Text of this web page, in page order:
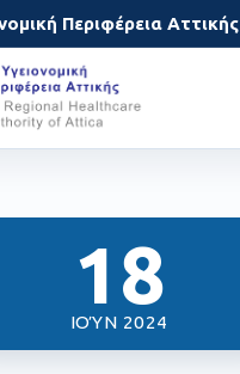
Περιφέρεια Αττικής
18
ΙΟΎΝ 2024